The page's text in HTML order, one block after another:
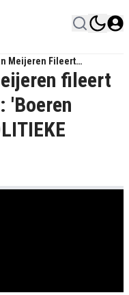
Meijeren Fileert
'Boeren Onteigenen Is
fileert
'Boeren